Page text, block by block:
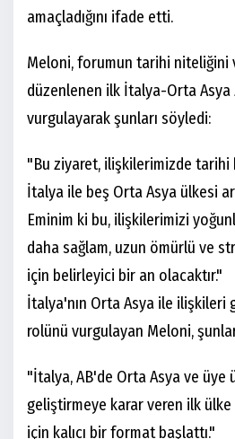
amaçladığını ifade etti.
Meloni, forumun tarihi niteliğini
düzenlenen ilk İtalya-Orta Asya
vurgulayarak şunları söyledi:
"Bu ziyaret, ilişkilerimizde tarihi
İtalya ile beş Orta Asya ülkesi
Eminim ki bu, ilişkilerimizi
daha sağlam, uzun ömürlü ve
için belirleyici bir an olacaktır."
İtalya'nın Orta Asya ile ilişkileri
rolünü vurgulayan Meloni,
"İtalya, AB'de Orta Asya ve üye
geliştirmeye karar veren ilk
için kalıcı bir format başlattı."